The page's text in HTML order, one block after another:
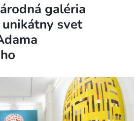
galéria
svet